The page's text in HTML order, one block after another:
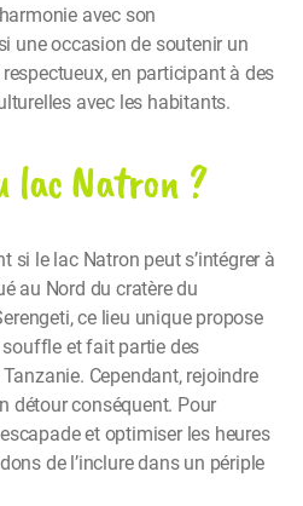
avec son
une occasion de soutenir un
en participant à des
avec les habitants.
lac Natron ?
si le lac Natron peut s’intégrer à
au Nord du cratère du
ce lieu unique propose
et fait partie des
Cependant, rejoindre
détour conséquent. Pour
et optimiser les heures
de l’inclure dans un périple